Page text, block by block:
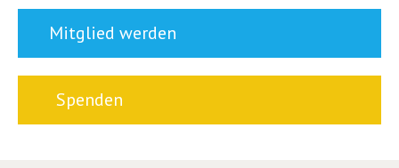
Mitglied werden
Spenden